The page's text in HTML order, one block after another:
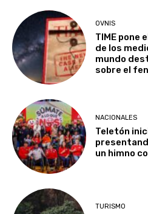
OVNIS
TIME pone
de los
mundo
sobre el
NACIONALES
Teletón
un himno
TURISMO